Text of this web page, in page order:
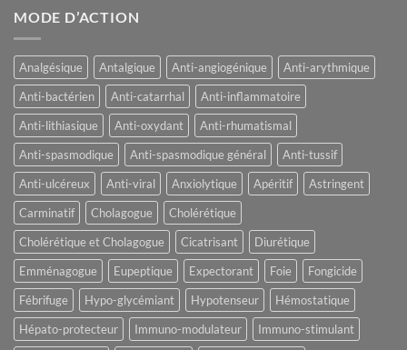
MODE D’ACTION
Analgésique Antalgique Anti-angiogénique
Anti-arythmique
Anti-bactérien
Anti-catarrhal
Anti-inflammatoire
Anti-lithiasique
Anti-oxydant
Anti-rhumatismal
Anti-spasmodique
Anti-spasmodique général
Anti-tussif
Anti-ulcéreux
Anti-viral Anxiolytique Apéritif
Astringent
Carminatif
Cholagogue
Cholérétique
Cholérétique et Cholagogue
Cicatrisant
Diurétique
Emménagogue
Eupeptique Expectorant Foie
Fongicide
Fébrifuge
Hypo-glycémiant Hypotenseur
Hémostatique
Hépato-protecteur
Immuno-modulateur
Immuno-stimulant